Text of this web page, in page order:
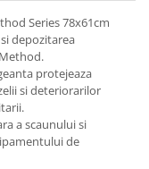
Series 78x61cm
depozitarea
protejeaza
si deteriorarilor
a scaunului si
de